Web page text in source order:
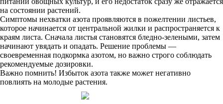
на состоянии растений.
Симптомы нехватки азота проявляются в пожелтении листьев,
которое начинается от центральной жилки и распространяется к
краям листа. Сначала листья становятся бледно-зелеными, затем
начинают увядать и опадать. Решение проблемы —
своевременная подкормка азотом, но важно строго соблюдать
рекомендуемые дозировки.
Важно помнить! Избыток азота также может негативно
повлиять на молодые растения.